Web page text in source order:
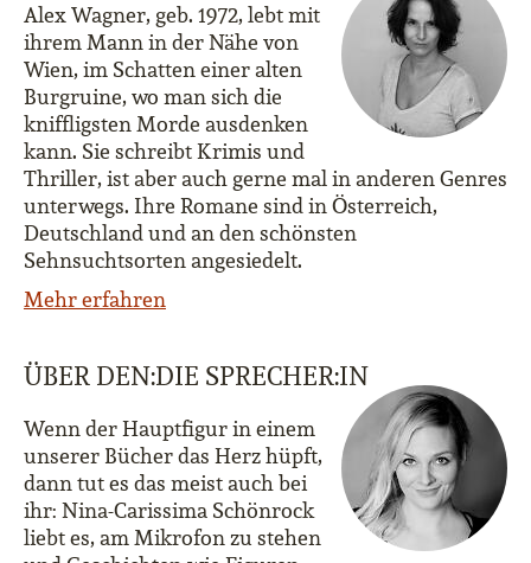
Alex Wagner, geb. 1972, lebt mit
ihrem Mann in der Nähe von
Wien, im Schatten einer alten
Burgruine, wo man sich die
kniffligsten Morde ausdenken
kann. Sie schreibt Krimis und
Thriller, ist aber auch gerne mal in anderen Genres
unterwegs. Ihre Romane sind in Österreich,
Deutschland und an den schönsten
Sehnsuchtsorten angesiedelt.
Mehr erfahren
ÜBER DEN:DIE SPRECHER:IN
Wenn der Hauptfigur in einem
unserer Bücher das Herz hüpft,
dann tut es das meist auch bei
ihr: Nina-Carissima Schönrock
liebt es, am Mikrofon zu stehen